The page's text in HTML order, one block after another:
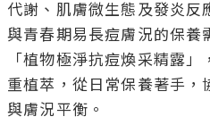
代謝、肌膚微生態及發炎反
與青春期易長痘膚況的保養
「植物極淨抗痘煥采精露
重植萃，從日常保養著手，
與膚況平衡。